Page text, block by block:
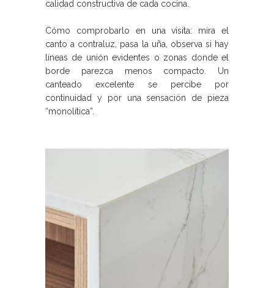
calidad constructiva de cada cocina.
Cómo comprobarlo en una visita: mira el
canto a contraluz, pasa la uña, observa si hay
líneas de unión evidentes o zonas donde el
borde parezca menos compacto. Un
canteado excelente se percibe por
continuidad y por una sensación de pieza
“monolítica”.